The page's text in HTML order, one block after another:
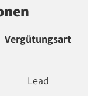
Vergütungsart
Lead